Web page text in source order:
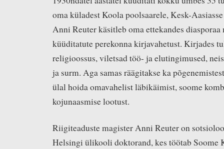
oma küladest Koola poolsaarele, Kesk-
Anni Reuter käsitleb oma ettekandes
küüditatute perekonna kirjavahetust. Kirjades
religioossus, viletsad töö- ja elutingimused,
ja surm. Aga samas räägitakse ka
ülal hoida omavahelist läbikäimist, soome
kojunaasmise lootust.
Riigiteaduste magister Anni Reuter on
Helsingi ülikooli doktorand, kes töötab Soome